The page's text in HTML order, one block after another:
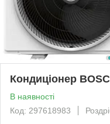
Кондиціонер
В наявності
Код: 297618983